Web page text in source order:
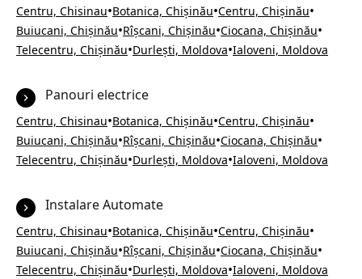
Centru, Chisinau•Botanica, Chișinău•Centru, Chișinău•
Buiucani, Chișinău•Rîșcani, Chișinău•Ciocana, Chișinău•
Telecentru, Chișinău•Durlești, Moldova•Ialoveni, Moldova
Panouri electrice
Centru, Chisinau•Botanica, Chișinău•Centru, Chișinău•
Buiucani, Chișinău•Rîșcani, Chișinău•Ciocana, Chișinău•
Telecentru, Chișinău•Durlești, Moldova•Ialoveni, Moldova
Instalare Automate
Centru, Chisinau•Botanica, Chișinău•Centru, Chișinău•
Buiucani, Chișinău•Rîșcani, Chișinău•Ciocana, Chișinău•
Telecentru, Chișinău•Durlești, Moldova•Ialoveni, Moldova